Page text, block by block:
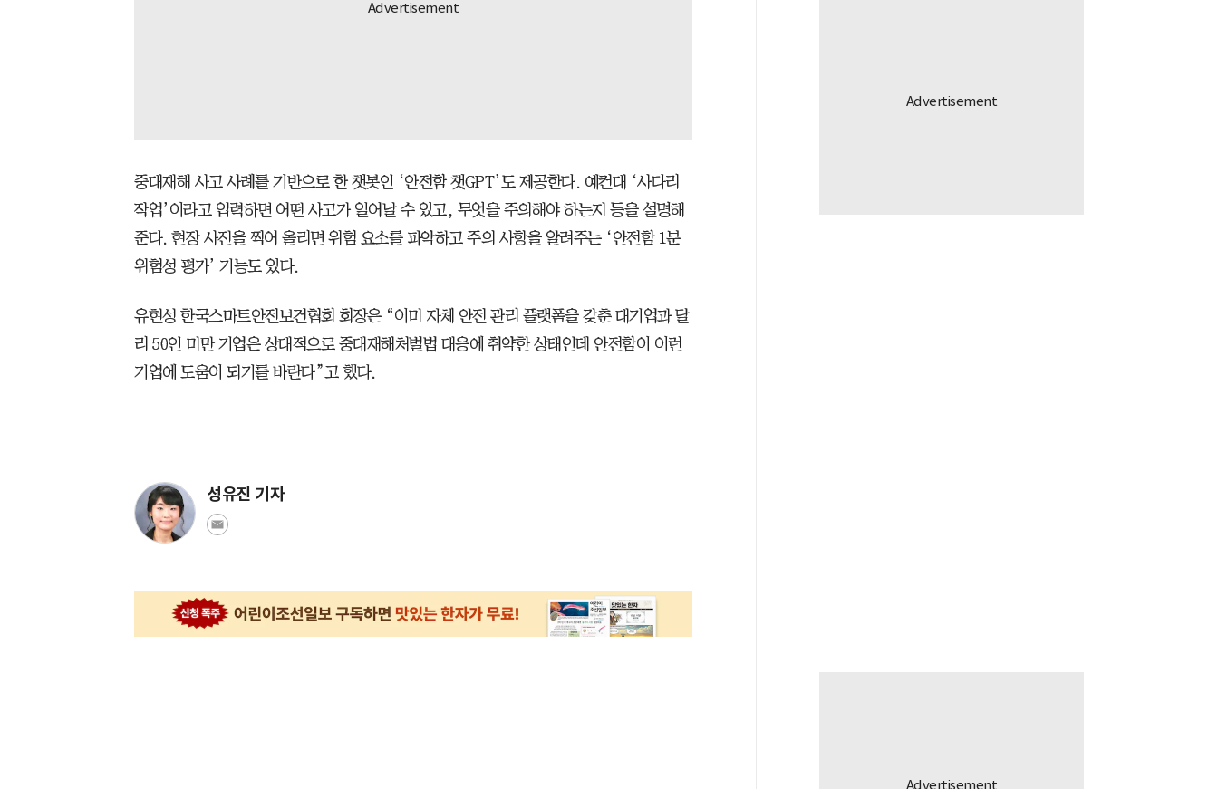
중대재해 사고 사례를 기반으로 한 챗봇인 ‘안전함 챗GPT’도 제공한다. 예컨대 ‘사다리
작업’이라고 입력하면 어떤 사고가 일어날 수 있고, 무엇을 주의해야 하는지 등을 설명해
준다. 현장 사진을 찍어 올리면 위험 요소를 파악하고 주의 사항을 알려주는 ‘안전함 1분
위험성 평가’ 기능도 있다.
유현성 한국스마트안전보건협회 회장은 “이미 자체 안전 관리 플랫폼을 갖춘 대기업과 달
리 50인 미만 기업은 상대적으로 중대재해처벌법 대응에 취약한 상태인데 안전함이 이런
기업에 도움이 되기를 바란다”고 했다.
성유진 기자